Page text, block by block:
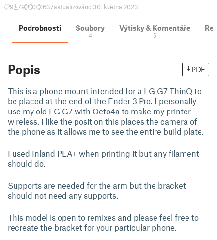
9 79 0 637aktualizováno 30. května 2023
Podrobnosti Soubory
4
Výtisky & Komentáře
5
Popis PDF
This is a phone mount intended for a LG G7 ThinQ to
be placed at the end of the Ender 3 Pro. I personally
use my old LG G7 with Octo4a to make my printer
wireless. I like the position this places the camera of
the phone as it allows me to see the entire build plate.
I used Inland PLA+ when printing it but any filament
should do.
Supports are needed for the arm but the bracket
should not need any supports.
This model is open to remixes and please feel free to
recreate the bracket for your particular phone.